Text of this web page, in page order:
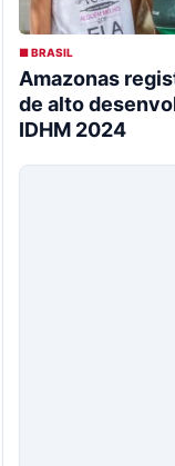
■ BRASIL
Amazonas
de alto
IDHM 2024